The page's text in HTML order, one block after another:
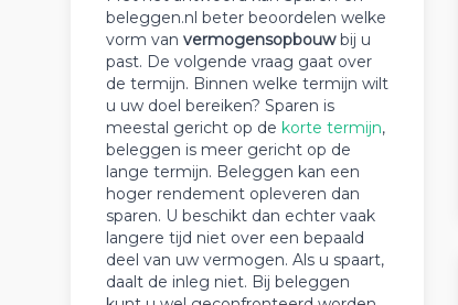
beleggen.nl beter beoordelen welke
vorm van vermogensopbouwbij u
past. De volgende vraag gaat over
de termijn. Binnen welke termijn wilt
u uw doel bereiken? Sparen is
meestal gericht op de korte termijn,
beleggen is meer gericht op de
lange termijn. Beleggen kan een
hoger rendement opleveren dan
sparen. U beschikt dan echter vaak
langere tijd niet over een bepaald
deel van uw vermogen. Als u spaart,
daalt de inleg niet. Bij beleggen